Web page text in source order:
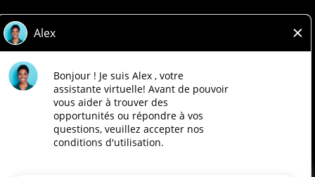
Accessibilité
Compagnies Loblaw